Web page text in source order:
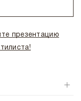
презентацию